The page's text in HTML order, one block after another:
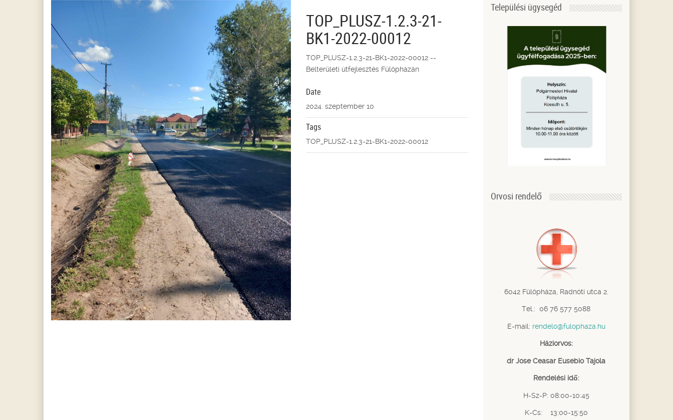
TOP_PLUSZ-1.2.3-21-
BK1-2022-00012
TOP_PLUSZ-1.2.3-21-BK1-2022-00012 --
Belterületi útfejlesztés Fülöpházán
Date
2024. szeptember 10
Tags
TOP_PLUSZ-1.2.3-21-BK1-2022-00012
Települési ügysegéd
Orvosi rendelő
6042 Fülöpháza, Radnóti utca 2.
Tel.: 06 76 577 5088
E-mail: rendelo@fulophaza.hu
Háziorvos:
dr Jose Ceasar Eusebio Tajola
Rendelési idő:
H-Sz-P: 08:00-10:45
K-Cs: 13:00-15:50